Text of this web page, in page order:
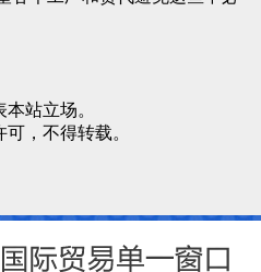
站立场。
，不得转载。